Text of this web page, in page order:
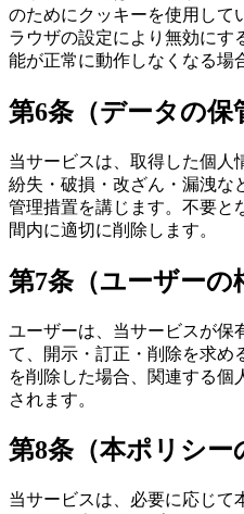
のためにクッキーを使用して
ラウザの設定により無効にす
能が正常に動作しなくなる場
第6条（データの保
当サービスは、取得した個人
紛失・破損・改ざん・漏洩な
管理措置を講じます。不要と
間内に適切に削除します。
第7条（ユーザーの
ユーザーは、当サービスが保
て、開示・訂正・削除を求め
を削除した場合、関連する個
されます。
第8条（本ポリシー
当サービスは、必要に応じて